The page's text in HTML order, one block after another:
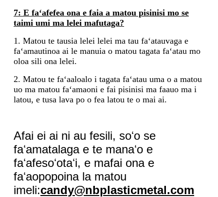
7: E faʻafefea ona e faia a matou pisinisi mo se
taimi umi ma lelei mafutaga?
1. Matou te tausia lelei lelei ma tau faʻatauvaga e
faʻamautinoa ai le manuia o matou tagata faʻatau mo
oloa sili ona lelei.
2. Matou te faʻaaloalo i tagata faʻatau uma o a matou
uo ma matou faʻamaoni e fai pisinisi ma faauo ma i
latou, e tusa lava po o fea latou te o mai ai.
Afai ei ai ni au fesili, soʻo se
faʻamatalaga e te manaʻo e
faʻafesoʻotaʻi, e mafai ona e
faʻaopopoina la matou
imeli:candy@nbplasticmetal.com